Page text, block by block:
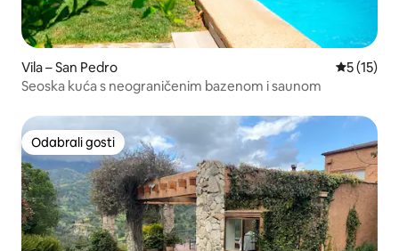
Vila – San Pedro Prosječna
5 (15)
Seoska kuća s neograničenim bazenom i saunom
Odabrali gosti
Odabrali gosti